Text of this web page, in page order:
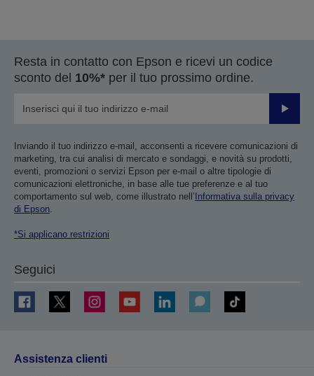
Resta in contatto con Epson e ricevi un codice
sconto del 10%* per il tuo prossimo ordine.
Invia
Inviando il tuo indirizzo e-mail, acconsenti a ricevere comunicazioni di
marketing, tra cui analisi di mercato e sondaggi, e novità su prodotti,
eventi, promozioni o servizi Epson per e-mail o altre tipologie di
comunicazioni elettroniche, in base alle tue preferenze e al tuo
comportamento sul web, come illustrato nell’ Informativa sulla privacy
di Epson.
*Si applicano restrizioni
Seguici
Assistenza clienti